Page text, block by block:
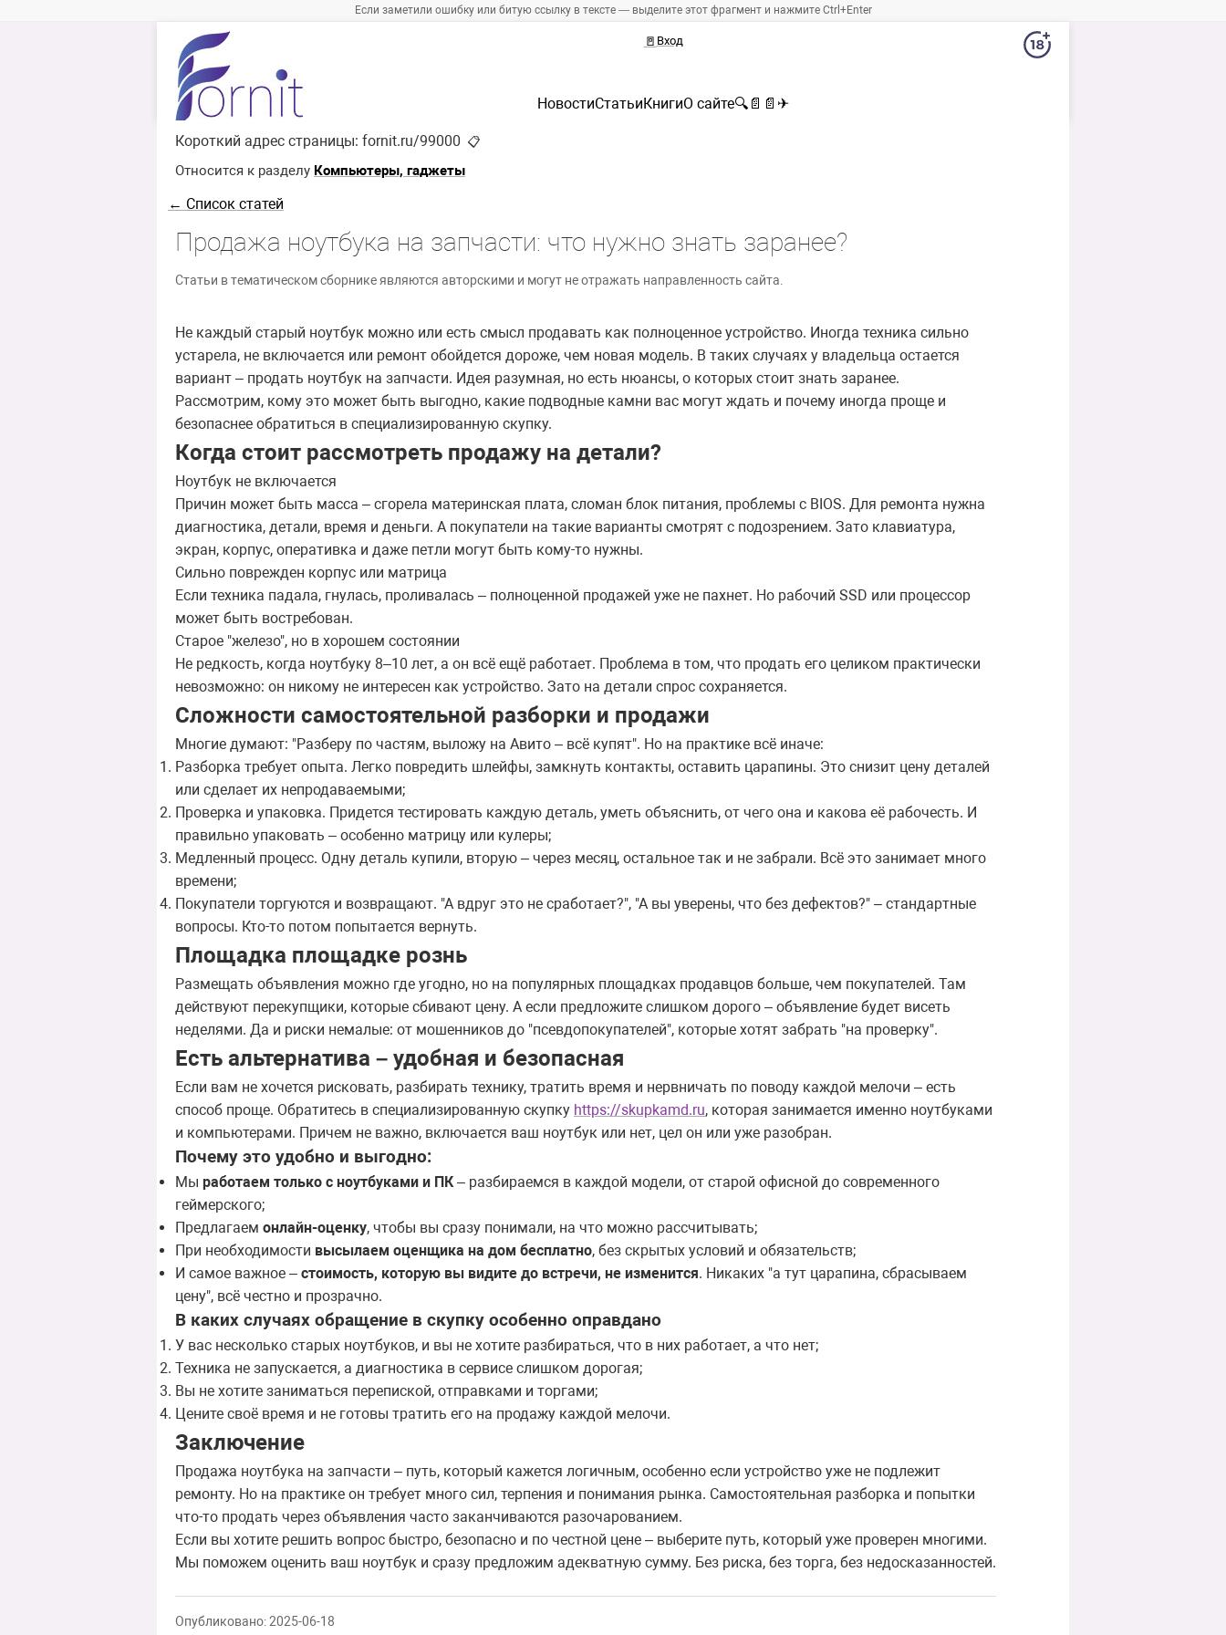
Если заметили ошибку или битую ссылку в тексте — выделите этот фрагмент и нажмите Ctrl+Enter
🚪 Вход
НовостиСтатьиКнигиО сайте🔍 📄 📄 ✈
Короткий адрес страницы: fornit.ru/99000 📋
Относится к разделу Компьютеры, гаджеты
← Список статей
Продажа ноутбука на запчасти: что нужно знать заранее?
Статьи в тематическом сборнике являются авторскими и могут не отражать направленность сайта.
Не каждый старый ноутбук можно или есть смысл продавать как полноценное устройство. Иногда техника сильно
устарела, не включается или ремонт обойдется дороже, чем новая модель. В таких случаях у владельца остается
вариант – продать ноутбук на запчасти. Идея разумная, но есть нюансы, о которых стоит знать заранее.
Рассмотрим, кому это может быть выгодно, какие подводные камни вас могут ждать и почему иногда проще и
безопаснее обратиться в специализированную скупку.
Когда стоит рассмотреть продажу на детали?
Ноутбук не включается
Причин может быть масса – сгорела материнская плата, сломан блок питания, проблемы с BIOS. Для ремонта нужна
диагностика, детали, время и деньги. А покупатели на такие варианты смотрят с подозрением. Зато клавиатура,
экран, корпус, оперативка и даже петли могут быть кому-то нужны.
Сильно поврежден корпус или матрица
Если техника падала, гнулась, проливалась – полноценной продажей уже не пахнет. Но рабочий SSD или процессор
может быть востребован.
Старое "железо", но в хорошем состоянии
Не редкость, когда ноутбуку 8–10 лет, а он всё ещё работает. Проблема в том, что продать его целиком практически
невозможно: он никому не интересен как устройство. Зато на детали спрос сохраняется.
Сложности самостоятельной разборки и продажи
Многие думают: "Разберу по частям, выложу на Авито – всё купят". Но на практике всё иначе:
Разборка требует опыта. Легко повредить шлейфы, замкнуть контакты, оставить царапины. Это снизит цену деталей
или сделает их непродаваемыми;
Проверка и упаковка. Придется тестировать каждую деталь, уметь объяснить, от чего она и какова её рабочесть. И
правильно упаковать – особенно матрицу или кулеры;
Медленный процесс. Одну деталь купили, вторую – через месяц, остальное так и не забрали. Всё это занимает много
времени;
Покупатели торгуются и возвращают. "А вдруг это не сработает?", "А вы уверены, что без дефектов?" – стандартные
вопросы. Кто-то потом попытается вернуть.
Площадка площадке рознь
Размещать объявления можно где угодно, но на популярных площадках продавцов больше, чем покупателей. Там
действуют перекупщики, которые сбивают цену. А если предложите слишком дорого – объявление будет висеть
неделями. Да и риски немалые: от мошенников до "псевдопокупателей", которые хотят забрать "на проверку".
Есть альтернатива – удобная и безопасная
Если вам не хочется рисковать, разбирать технику, тратить время и нервничать по поводу каждой мелочи – есть
способ проще. Обратитесь в специализированную скупку https://skupkamd.ru, которая занимается именно ноутбуками
и компьютерами. Причем не важно, включается ваш ноутбук или нет, цел он или уже разобран.
Почему это удобно и выгодно:
Мы работаем только с ноутбуками и ПК– разбираемся в каждой модели, от старой офисной до современного
геймерского;
Предлагаем онлайн-оценку, чтобы вы сразу понимали, на что можно рассчитывать;
При необходимости высылаем оценщика на дом бесплатно, без скрытых условий и обязательств;
И самое важное – стоимость, которую вы видите до встречи, не изменится. Никаких "а тут царапина, сбрасываем
цену", всё честно и прозрачно.
В каких случаях обращение в скупку особенно оправдано
У вас несколько старых ноутбуков, и вы не хотите разбираться, что в них работает, а что нет;
Техника не запускается, а диагностика в сервисе слишком дорогая;
Вы не хотите заниматься перепиской, отправками и торгами;
Цените своё время и не готовы тратить его на продажу каждой мелочи.
Заключение
Продажа ноутбука на запчасти – путь, который кажется логичным, особенно если устройство уже не подлежит
ремонту. Но на практике он требует много сил, терпения и понимания рынка. Самостоятельная разборка и попытки
что-то продать через объявления часто заканчиваются разочарованием.
Если вы хотите решить вопрос быстро, безопасно и по честной цене – выберите путь, который уже проверен многими.
Мы поможем оценить ваш ноутбук и сразу предложим адекватную сумму. Без риска, без торга, без недосказанностей.
Опубликовано: 2025-06-18